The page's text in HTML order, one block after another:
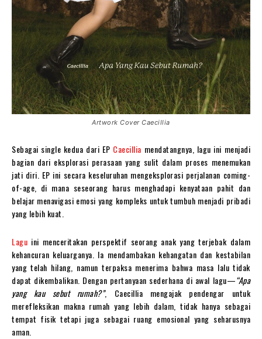
Artwork Cover Caecillia
Sebagai single kedua dari EP Caecillia mendatangnya, lagu ini menjadi
bagian dari eksplorasi perasaan yang sulit dalam proses menemukan
jati diri. EP ini secara keseluruhan mengeksplorasi perjalanan coming-
of-age, di mana seseorang harus menghadapi kenyataan pahit dan
belajar menavigasi emosi yang kompleks untuk tumbuh menjadi pribadi
yang lebih kuat.
Lagu ini menceritakan perspektif seorang anak yang terjebak dalam
kehancuran keluarganya. Ia mendambakan kehangatan dan kestabilan
yang telah hilang, namun terpaksa menerima bahwa masa lalu tidak
dapat dikembalikan. Dengan pertanyaan sederhana di awal lagu—“Apa
yang kau sebut rumah?”, Caecillia mengajak pendengar untuk
merefleksikan makna rumah yang lebih dalam, tidak hanya sebagai
tempat fisik tetapi juga sebagai ruang emosional yang seharusnya
aman.